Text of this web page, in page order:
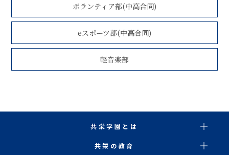
ボランティア部(中高合同)
eスポーツ部(中高合同)
軽音楽部
共栄学園とは
共栄の教育